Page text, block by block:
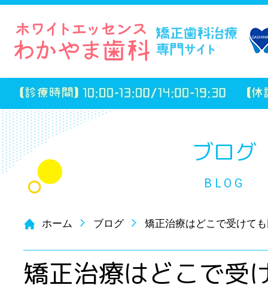
ブログ
BLOG
ホーム ブログ 矯正治療はどこで受けて
矯正治療はどこで受